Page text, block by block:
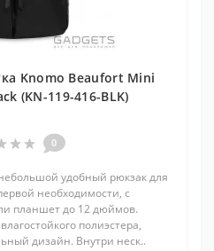
Knomo Beaufort Mini
(KN-119-416-BLK)
0
удобный рюкзак для
необходимости, с
планшет до 12 дюймов.
полиэстера,
дизайн. Внутри неск..